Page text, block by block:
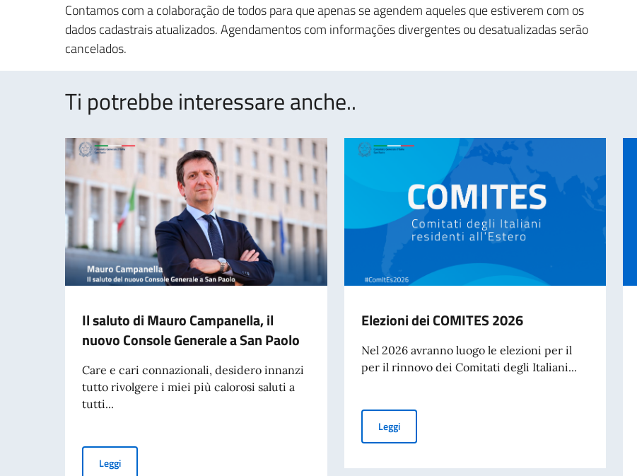
Contamos com a colaboração de todos para que apenas se agendem aqueles que estiverem com os
dados cadastrais atualizados. Agendamentos com informações divergentes ou desatualizadas serão
cancelados.
Ti potrebbe interessare anche..
Il saluto di Mauro Campanella, il
nuovo Console Generale a San Paolo
Care e cari connazionali, desidero innanzi
tutto rivolgere i miei più calorosi saluti a
tutti...
LeggiIl saluto di Mauro Campanella, il nuovo Console Generale a San Paolo
Elezioni dei COMITES 2026
Nel 2026 avranno luogo le elezioni per il
per il rinnovo dei Comitati degli Italiani...
LeggiElezioni dei COMITES 2026